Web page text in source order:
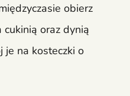
obierz
oraz dynią
je na kosteczki o